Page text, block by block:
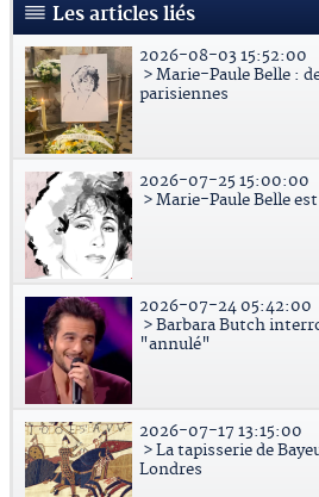
Les articles liés
2026-08-03 15:52:00
> Marie-Paule Belle :
parisiennes
2026-07-25 15:00:00
> Marie-Paule Belle est
2026-07-24 05:42:00
> Barbara Butch
"annulé"
2026-07-17 13:15:00
> La tapisserie de
Londres